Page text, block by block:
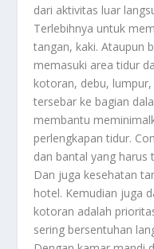
dari aktivitas luar
Terlebihnya untuk
tangan, kaki. Ataupun
memasuki area tidur
kotoran, debu,
tersebar ke bagian
membantu
perlengkapan tidur.
dan bantal yang harus
Dan juga kesehatan
hotel. Kemudian juga
kotoran adalah
sering bersentuhan